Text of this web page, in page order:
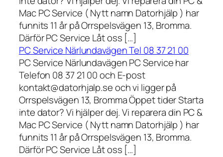
Mac PC Service ( Nytt namn Datorhjälp ) har
funnits 11 år på Orrspelsvägen 13, Bromma.
Därför PC Service Låt oss […]
PC Service Närlundavägen Tel 08 37 21 00
PC Service Närlundavägen PC Service har
Telefon 08 37 21 00 och E-post
kontakt@datorhjalp.se och vi ligger på
Orrspelsvägen 13, Bromma Öppet tider Starta
inte dator? Vi hjälper dej. Vi reparera din PC &
Mac PC Service ( Nytt namn Datorhjälp ) har
funnits 11 år på Orrspelsvägen 13, Bromma.
Därför PC Service Låt oss […]